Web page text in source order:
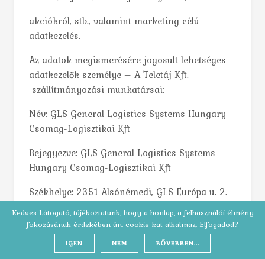
akciókról, stb., valamint marketing célú
adatkezelés.
Az adatok megismerésére jogosult lehetséges
adatkezelők személye – A Teletáj Kft.
szállítmányozási munkatársai:
Név: GLS General Logistics Systems Hungary
Csomag-Logisztikai Kft
Bejegyezve: GLS General Logistics Systems
Hungary Csomag-Logisztikai Kft
Székhelye: 2351 Alsónémedi, GLS Európa u. 2.
Cégjegyzék-szám: Cg. 13-09-111755
Kedves Látogató, tájékoztatunk, hogy a honlap, a felhasználói élmény
fokozásának érdekében ún. cookie-kat alkalmaz. Elfogadod?
IGEN NEM BŐVEBBEN...